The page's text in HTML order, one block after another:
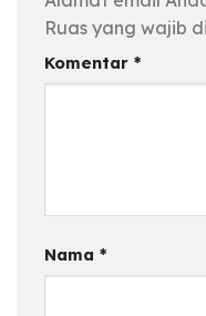
Ruas yang wajib
Komentar *
Nama *